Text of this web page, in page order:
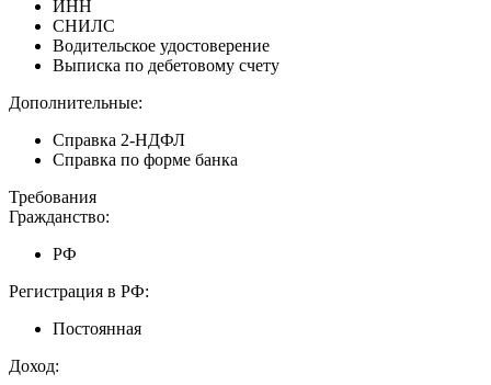
ИНН
СНИЛС
Водительское удостоверение
Выписка по дебетовому счету
Дополнительные:
Справка 2-НДФЛ
Справка по форме банка
Требования
Гражданство:
РФ
Регистрация в РФ:
Постоянная
Доход: